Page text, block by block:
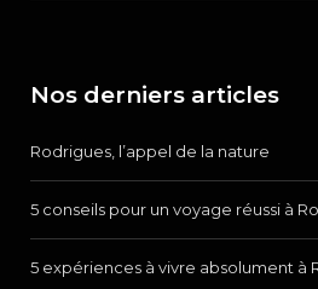
Nos derniers articles
Rodrigues, l’appel de la nature
5 conseils pour un voyage réussi à
5 expériences à vivre absolument à